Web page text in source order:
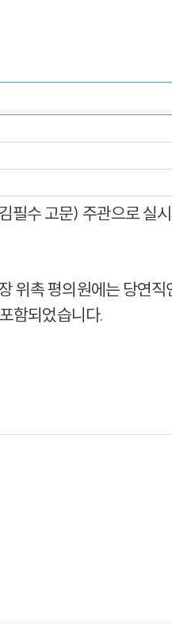
필수 고문) 주관으로 실
위촉 평의원에는 당연
함되었습니다.